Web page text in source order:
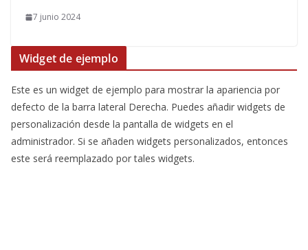
7 junio 2024
Widget de ejemplo
Este es un widget de ejemplo para mostrar la apariencia por
defecto de la barra lateral Derecha. Puedes añadir widgets de
personalización desde la pantalla de widgets en el
administrador. Si se añaden widgets personalizados, entonces
este será reemplazado por tales widgets.